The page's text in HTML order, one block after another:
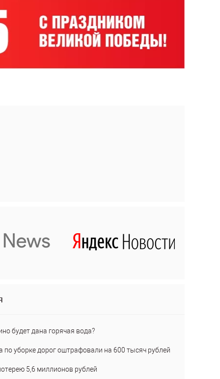
будет дана горячая вода?
по уборке дорог оштрафовали на 600 тысяч рублей
5,6 миллионов рублей